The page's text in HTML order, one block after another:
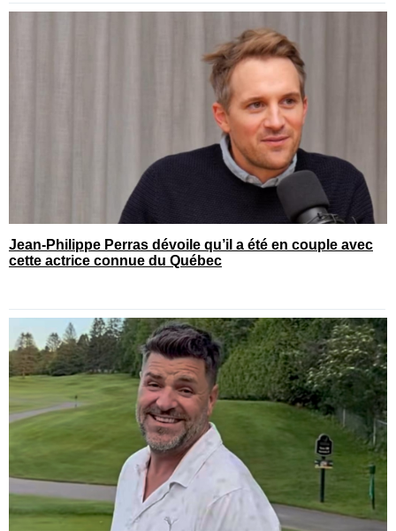
Jean-Philippe Perras dévoile qu’il a été en couple avec
cette actrice connue du Québec